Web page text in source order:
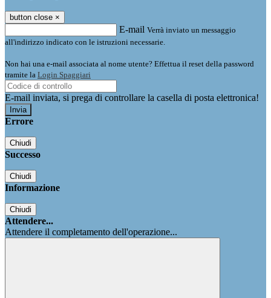
button close ×
E-mail Verrà inviato un messaggio
all'indirizzo indicato con le istruzioni necessarie.
Non hai una e-mail associata al nome utente? Effettua il reset della password
tramite la Login Spaggiari
E-mail inviata, si prega di controllare la casella di posta elettronica!
Errore
Chiudi
Successo
Chiudi
Informazione
Chiudi
Attendere...
Attendere il completamento dell'operazione...